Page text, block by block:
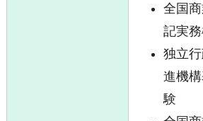
全国
記実
独立
進機
験